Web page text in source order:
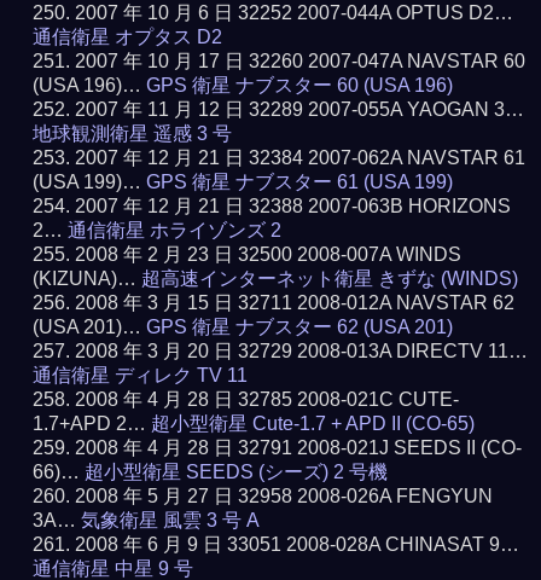
2007 年 10 月 6 日 32252 2007-044A OPTUS D2…
通信衛星 オプタス D2
2007 年 10 月 17 日 32260 2007-047A NAVSTAR 60
(USA 196)…GPS 衛星 ナブスター 60 (USA 196)
2007 年 11 月 12 日 32289 2007-055A YAOGAN 3…
地球観測衛星 遥感 3 号
2007 年 12 月 21 日 32384 2007-062A NAVSTAR 61
(USA 199)…GPS 衛星 ナブスター 61 (USA 199)
2007 年 12 月 21 日 32388 2007-063B HORIZONS
2…通信衛星 ホライゾンズ 2
2008 年 2 月 23 日 32500 2008-007A WINDS
(KIZUNA)… 超高速インターネット衛星 きずな (WINDS)
2008 年 3 月 15 日 32711 2008-012A NAVSTAR 62
(USA 201)…GPS 衛星 ナブスター 62 (USA 201)
2008 年 3 月 20 日 32729 2008-013A DIRECTV 11…
通信衛星 ディレク TV 11
2008 年 4 月 28 日 32785 2008-021C CUTE-
1.7+APD 2… 超小型衛星 Cute-1.7 + APD II (CO-65)
2008 年 4 月 28 日 32791 2008-021J SEEDS II (CO-
66)… 超小型衛星 SEEDS (シーズ) 2 号機
2008 年 5 月 27 日 32958 2008-026A FENGYUN
3A…気象衛星 風雲 3 号 A
2008 年 6 月 9 日 33051 2008-028A CHINASAT 9…
通信衛星 中星 9 号